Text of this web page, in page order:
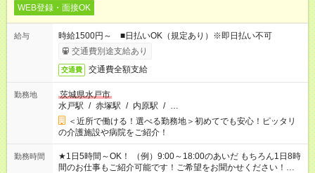
WEB登録・面接OK
給与
時給1500円～ ■日払いOK（規定あり）※即日払い不可
交通費別途支給あり
交通費 交通費全額支給
勤務地
茨城県水戸市
水戸駅 / 赤塚駅 / 内原駅 / …
＜近所で働ける！選べる勤務地＞初めてでも安心！ピッタリ
の介護施設や病院をご紹介！
勤務時間
★1日5時間～OK！ （例）9:00～18:00のあいだ もちろん1日8時
間のお仕事もご紹介可能です！ご希望をお聞かせください！★家